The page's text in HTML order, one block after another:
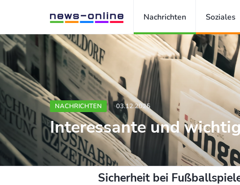
Nachrichten Soziales
NACHRICHTEN 03.12.2025
Interessante und
Sicherheit bei